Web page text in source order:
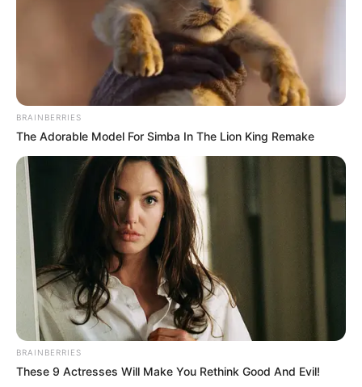
BRAINBERRIES
The Adorable Model For Simba In The Lion King Remake
BRAINBERRIES
These 9 Actresses Will Make You Rethink Good And Evil!